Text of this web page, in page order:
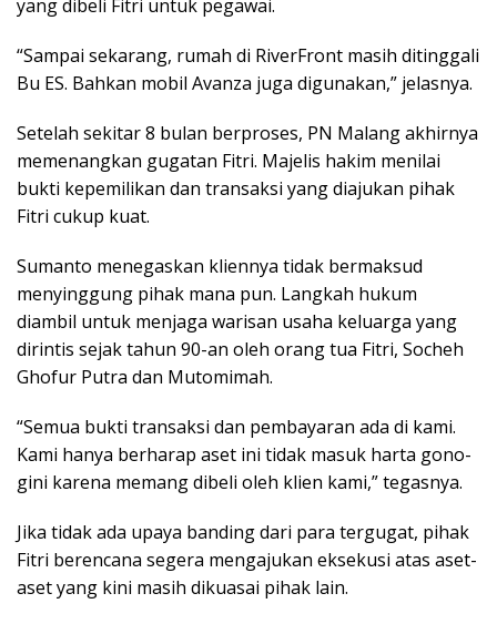
yang dibeli Fitri untuk pegawai.
“Sampai sekarang, rumah di RiverFront masih ditinggali
Bu ES. Bahkan mobil Avanza juga digunakan,” jelasnya.
Setelah sekitar 8 bulan berproses, PN Malang akhirnya
memenangkan gugatan Fitri. Majelis hakim menilai
bukti kepemilikan dan transaksi yang diajukan pihak
Fitri cukup kuat.
Sumanto menegaskan kliennya tidak bermaksud
menyinggung pihak mana pun. Langkah hukum
diambil untuk menjaga warisan usaha keluarga yang
dirintis sejak tahun 90-an oleh orang tua Fitri, Socheh
Ghofur Putra dan Mutomimah.
“Semua bukti transaksi dan pembayaran ada di kami.
Kami hanya berharap aset ini tidak masuk harta gono-
gini karena memang dibeli oleh klien kami,” tegasnya.
Jika tidak ada upaya banding dari para tergugat, pihak
Fitri berencana segera mengajukan eksekusi atas aset-
aset yang kini masih dikuasai pihak lain.